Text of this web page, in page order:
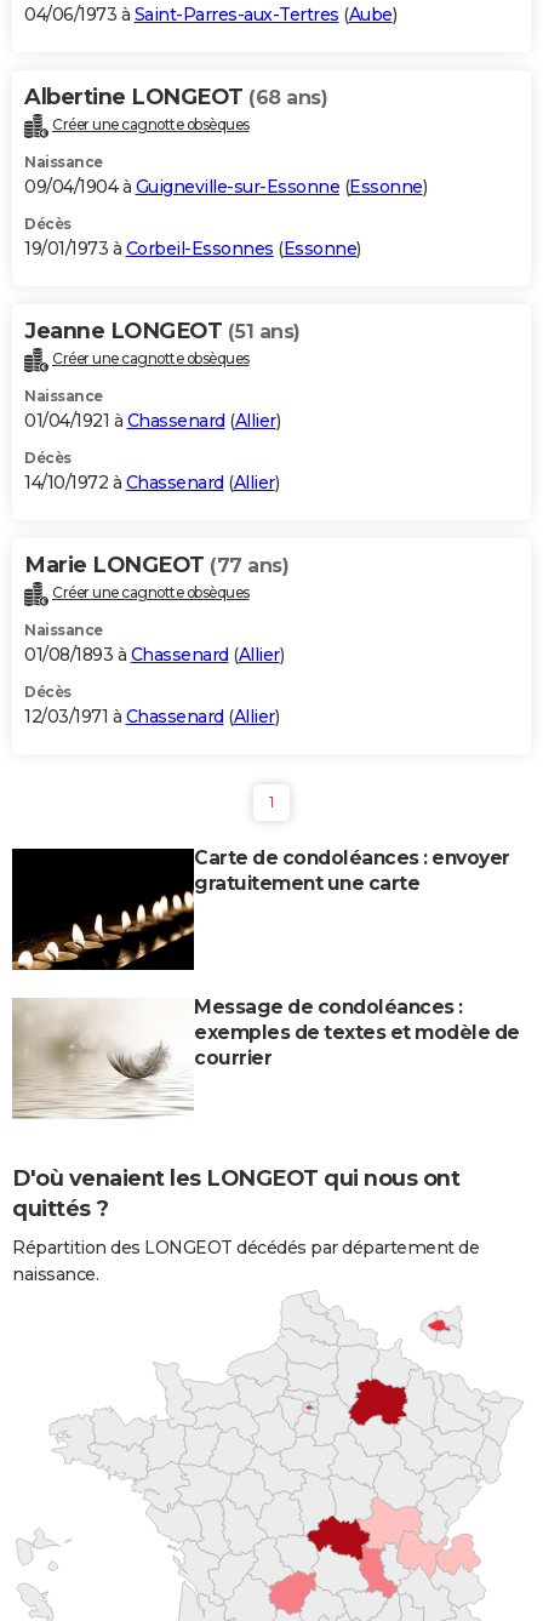
04/06/1973 à Saint-Parres-aux-Tertres (Aube)
Albertine LONGEOT (68 ans)
Créer une cagnotte obsèques
Naissance
09/04/1904 à Guigneville-sur-Essonne (Essonne)
Décès
19/01/1973 à Corbeil-Essonnes (Essonne)
Jeanne LONGEOT (51 ans)
Créer une cagnotte obsèques
Naissance
01/04/1921 à Chassenard (Allier)
Décès
14/10/1972 à Chassenard (Allier)
Marie LONGEOT (77 ans)
Créer une cagnotte obsèques
Naissance
01/08/1893 à Chassenard (Allier)
Décès
12/03/1971 à Chassenard (Allier)
1
Carte de condoléances : envoyer
gratuitement une carte
Message de condoléances :
exemples de textes et modèle de
courrier
D'où venaient les LONGEOT qui nous ont
quittés ?
Répartition des LONGEOT décédés par département de
naissance.